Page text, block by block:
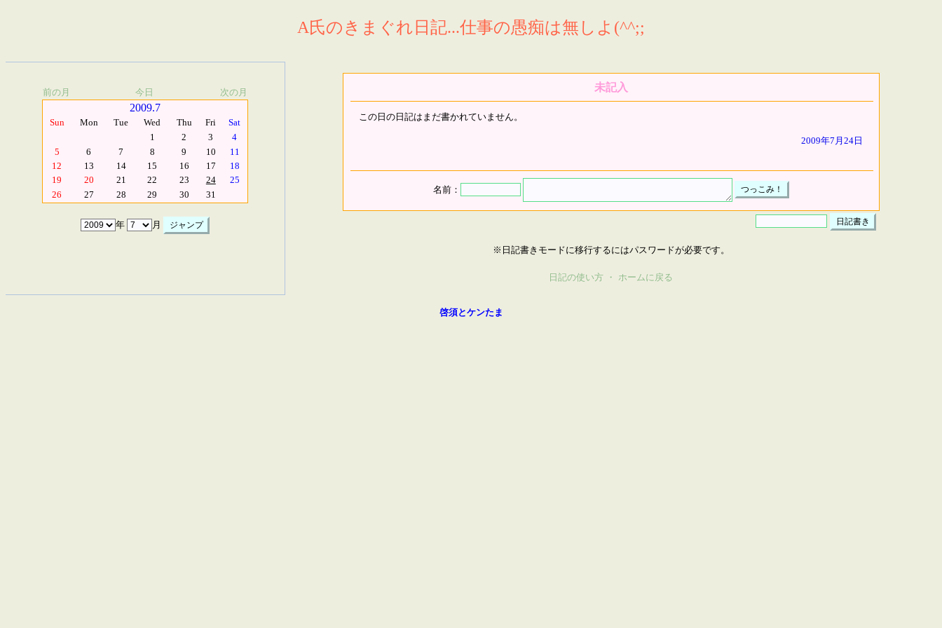
A氏のきまぐれ日記...仕事の愚痴は無しよ(^^;;
前の月 今日 次の月
2009.7
Sun Mon Tue Wed Thu Fri
Sat
1
2 3
4
5
6 7 8 9 10
11
12
13 14 15 16 17
18
19
20 21 22 23 24
25
26
27 28 29 30 31
年 月
未記入
この日の日記はまだ書かれていません。
2009年7月24日
名前：
※日記書きモードに移行するにはパスワードが必要です。
日記の使い方 ・ ホームに戻る
啓須とケンたま